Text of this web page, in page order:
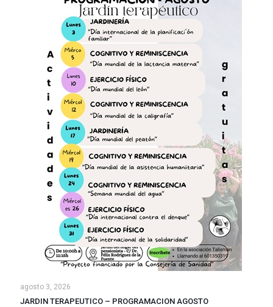
agosto 3, 2026
JARDIN TERAPEUTICO – PROGRAMACION AGOSTO